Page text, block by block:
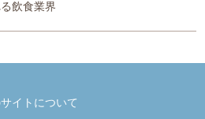
飲食業界
イトについて